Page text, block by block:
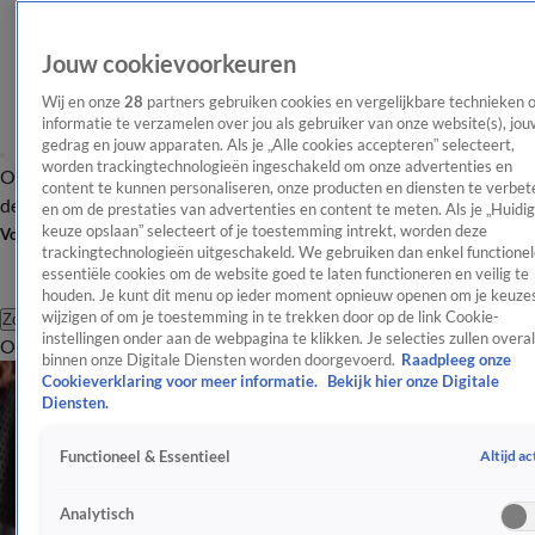
OverzichtAfleveringen Entertainment TV Algemeen
Tip
de redactieNieuwsbrief
Volg Shownieuws
Zoeken
OverzichtEntertainmentSpraakmakendRealityCrimeVideo's
Robert van Hemert
Ontdek het laatste nieuws rondom Robert van Hemert.
Artikelen over Robert van Hemert
Robert van Hemert vol ongeloof na behalen grote muziekprijzen
Robert van Hemert geeft grootste soloshow: 'Droom die uitkomt'
Jouw cookievoorkeuren
Wij en onze 28 partners gebruiken cookies en vergelijkbare technieken
informatie te verzamelen over jou als gebruiker van onze website(s),
gedrag en jouw apparaten. Als je „Alle cookies accepteren” selecteert,
worden trackingtechnologieën ingeschakeld om onze advertenties en
content te kunnen personaliseren, onze producten en diensten te
en om de prestaties van advertenties en content te meten. Als je
keuze opslaan” selecteert of je toestemming intrekt, worden deze
trackingtechnologieën uitgeschakeld. We gebruiken dan enkel
essentiële cookies om de website goed te laten functioneren en veilig te
houden. Je kunt dit menu op ieder moment opnieuw openen om je
wijzigen of om je toestemming in te trekken door op de link Cookie-
instellingen onder aan de webpagina te klikken. Je selecties zullen overal
binnen onze Digitale Diensten worden doorgevoerd. Raadpleeg onze
Cookieverklaring voor meer informatie.
Bekijk hier onze Digitale
Diensten.
Functioneel & Essentieel Altijd
Analytisch